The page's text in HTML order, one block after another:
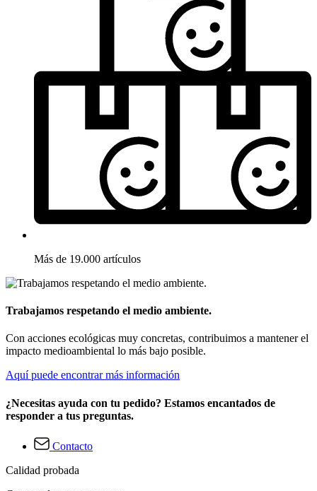
Más de 19.000 artículos
Trabajamos respetando el medio ambiente.
Con acciones ecológicas muy concretas, contribuimos a mantener el
impacto medioambiental lo más bajo posible.
Aquí puede encontrar más información
¿Necesitas ayuda con tu pedido? Estamos encantados de
responder a tus preguntas.
Contacto
Calidad probada